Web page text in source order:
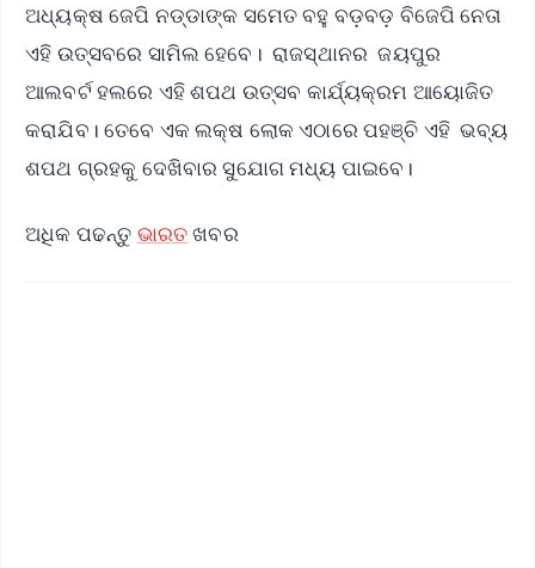
ଅଧ୍ୟକ୍ଷ ଜେପି ନଡ୍ଡାଙ୍କ ସମେତ ବହୁ ବଡ଼ବଡ଼ ବିଜେପି ନେତା
ଏହି ଉତ୍ସବରେ ସାମିଲ ହେବେ। ରାଜସ୍ଥାନର ଜୟପୁର
ଆଲବର୍ଟ ହଲରେ ଏହି ଶପଥ ଉତ୍ସବ କାର୍ଯ୍ୟକ୍ରମ ଆୟୋଜିତ
କରାଯିବ। ତେବେ ଏକ ଲକ୍ଷ ଲୋକ ଏଠାରେ ପହଞ୍ଚି ଏହି ଭବ୍ୟ
ଶପଥ ଗ୍ରହକୁ ଦେଖିବାର ସୁଯୋଗ ମଧ୍ୟ ପାଇବେ।
ଅଧିକ ପଢନ୍ତୁ ଭାରତଖବର